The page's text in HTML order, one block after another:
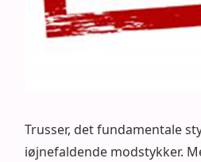
Trusser, det fundamentale
iøjnefaldende modstykker.